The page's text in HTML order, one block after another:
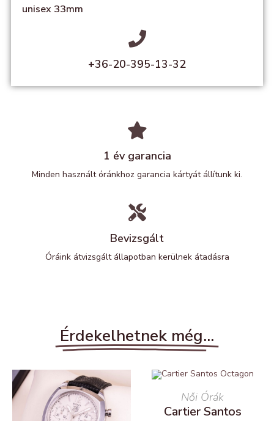
unisex 33mm
+36-20-395-13-32
1 év garancia
Minden használt óránkhoz garancia kártyát állítunk ki.
Bevizsgált
Óráink átvizsgált állapotban kerülnek átadásra
Érdekelhetnek még...
READ MORE
Női Órák
Cartier Santos